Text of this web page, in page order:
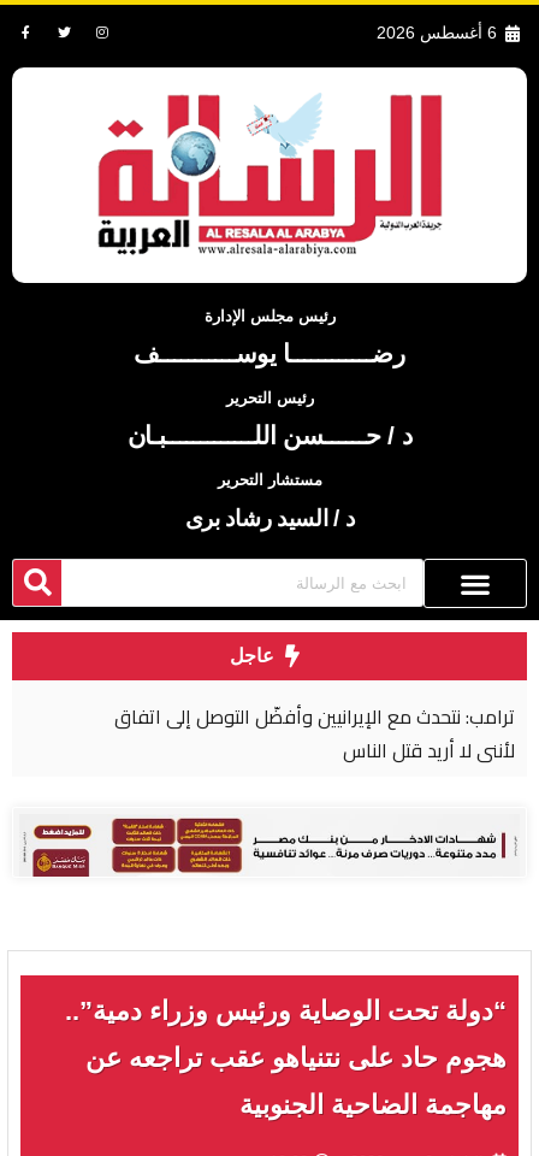
6 أغسطس 2026
رئيس مجلس الإدارة
رضــــــــــــا يوســـــــــــف
رئيس التحرير
د / حــــــسن اللـــــــــــــبـان
مستشار التحرير
د / السيد رشاد برى
عاجل
ترامب: نتحدث مع الإيرانيين وأفضّل التوصل إلى اتفاق
لأنني لا أريد قتل الناس
“دولة تحت الوصاية ورئيس وزراء دمية”..
هجوم حاد على نتنياهو عقب تراجعه عن
مهاجمة الضاحية الجنوبية